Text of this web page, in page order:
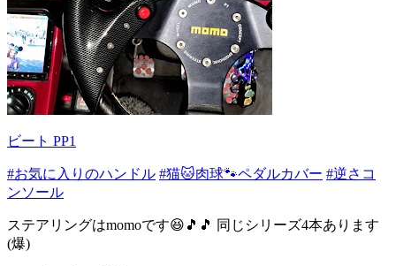
ビート PP1
#お気に入りのハンドル #猫🐱肉球🐾ペダルカバー #逆さコ
ンソール
ステアリングはmomoです😆🎵🎵 同じシリーズ4本あります
(爆)